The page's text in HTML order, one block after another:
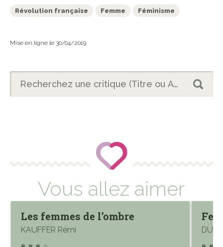
Révolution française Femme Féminisme
Mise en ligne le 30/04/2019
Vous allez aimer
Les femmes de l’ombre
KAUFFER Rémi